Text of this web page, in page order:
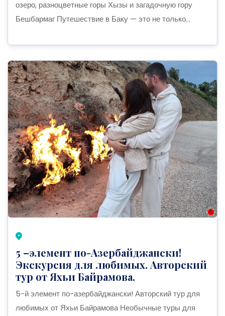
озеро, разноцветные горы Хызы и загадочную гору
Бешбармаг Путешествие в Баку — это не только...
5 –элемент по-Азербайджански!
Экскурсия для любимых. Авторский
тур от Яхьи Байрамова.
5-й элемент по-азербайджански! Авторский тур для
любимых от Яхьи Байрамова Необычные туры для